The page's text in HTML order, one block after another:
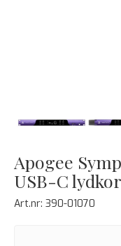
Apogee
USB-C
Art.nr: 390-01070